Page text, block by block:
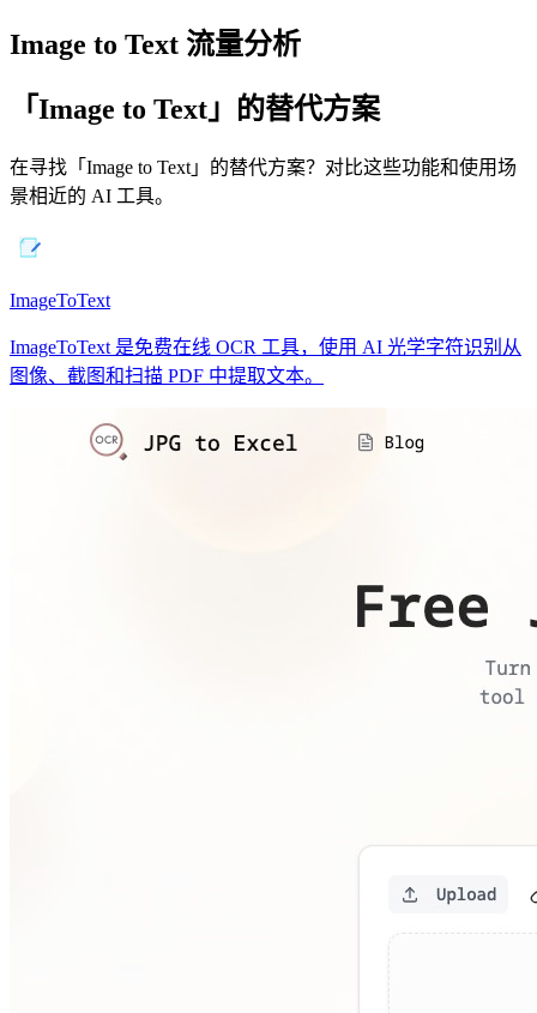
Image to Text 流量分析
「Image to Text」的替代方案
在寻找「Image to Text」的替代方案？对比这些功能和使用场
景相近的 AI 工具。
ImageToText
ImageToText 是免费在线 OCR 工具，使用 AI 光学字符识别从
图像、截图和扫描 PDF 中提取文本。